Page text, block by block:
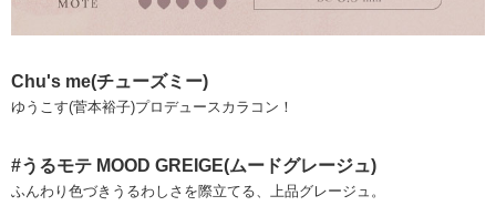
Chu's me(チューズミー)
ゆうこす(菅本裕子)プロデュースカラコン！
#うるモテ MOOD GREIGE(ムードグレージュ)
ふんわり色づきうるわしさを際立てる、上品グレージュ。